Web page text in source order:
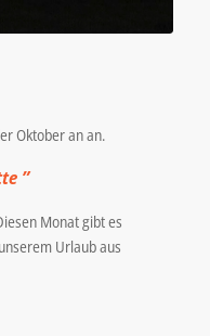
Oktober an an.
”
Monat gibt es
Urlaub aus